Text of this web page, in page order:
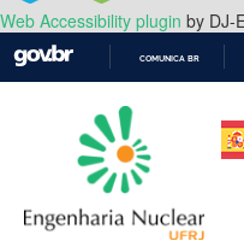
Web Accessibility plugin by DJ-
COMUNICA BR